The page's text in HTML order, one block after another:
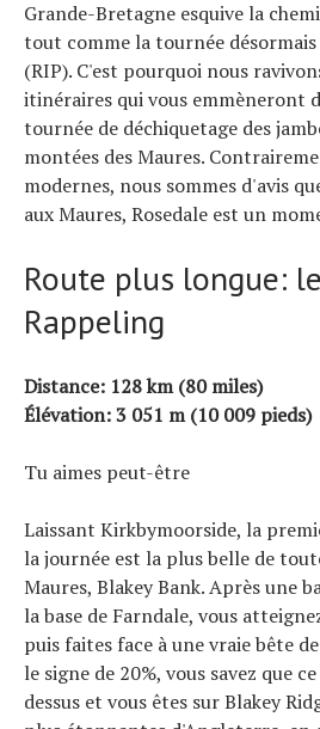
Grande-Bretagne esquive la
tout comme la tournée
(RIP). C'est pourquoi nous
itinéraires qui vous emmèneront
tournée de déchiquetage des
montées des Maures.
modernes, nous sommes d'avis
aux Maures, Rosedale est un
Route plus longue:
Rappeling
Distance: 128 km (80 miles)
Élévation: 3 051 m (10 009 pieds)
Tu aimes peut-être
Laissant Kirkbymoorside, la
la journée est la plus belle de
Maures, Blakey Bank. Après une
la base de Farndale, vous
puis faites face à une vraie bête
le signe de 20%, vous savez que
dessus et vous êtes sur Blakey